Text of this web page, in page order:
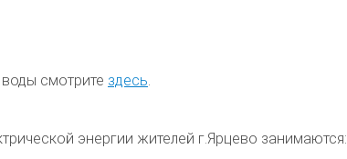
смотрите здесь
энергии жителей г.Ярцево занимаются: